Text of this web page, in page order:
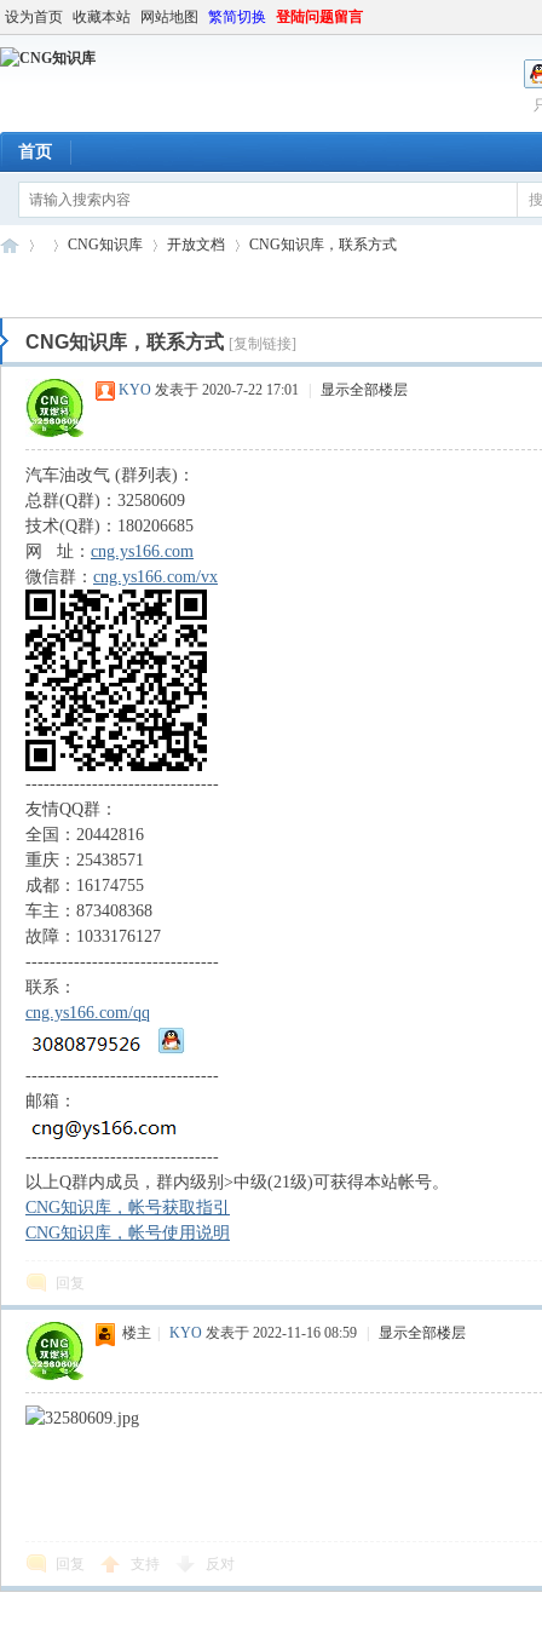
设为首页 收藏本站 网站地图 繁简切换 登陆问题留言
首页
C » ›
CNG知识库
›
开放文档 CNG知识库，联系方式
CNG知识库，联系方式 [复制链接]
KYO 发表于 2020-7-22 17:01 显示全部楼层
汽车油改气 (群列表)：
总群(Q群)：32580609
技术(Q群)：180206685
网 址： cng.ys166.com
微信群： cng.ys166.com/vx
--------------------------------
友情QQ群：
全国：20442816
重庆：25438571
成都：16174755
车主：873408368
故障：1033176127
--------------------------------
联系：
cng.ys166.com/qq
--------------------------------
邮箱：
--------------------------------
以上Q群内成员，群内级别>中级(21级)可获得本站帐号。
CNG知识库，帐号获取指引
CNG知识库，帐号使用说明
回复
楼主 KYO 发表于 2022-11-16 08:59 显示全部楼层
回复 支持 反对